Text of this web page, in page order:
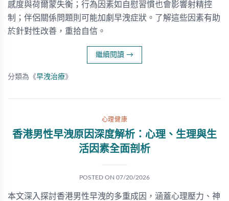
感度與荷爾蒙失衡；行為因素如自慰習慣也會影響射精控
制；伴侶關係問題則可能加劇早洩症狀。了解這些因素有助
於針對性改善，重拾自信。
繼續閱讀 →
分類為《早洩治療》
心理健康
香港男性早洩原因深度解析：心理、生理與生
活因素全面剖析
POSTED ON 07/20/2026
本文深入探討香港男性早洩的多重成因，涵蓋心理壓力、神